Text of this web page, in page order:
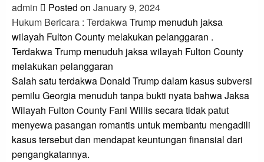
admin Posted on January 9, 2024
Hukum Bericara : TerdakwaTrump menuduh jaksa
wilayah Fulton County melakukan pelanggaran .
Terdakwa Trump menuduh jaksa wilayah Fulton County
melakukan pelanggaran
Salah satu terdakwa Donald Trump dalam kasus subversi
pemilu Georgia menuduh tanpa bukti nyata bahwa Jaksa
Wilayah Fulton County Fani Willis secara tidak patut
menyewa pasangan romantis untuk membantu mengadili
kasus tersebut dan mendapat keuntungan finansial dari
pengangkatannya.